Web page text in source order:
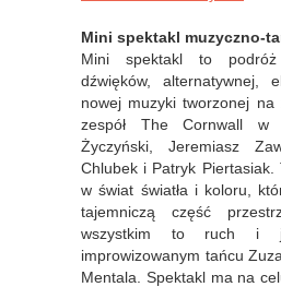
Mini spektakl muzyczno-
Mini spektakl to
dźwięków, alternatywnej,
nowej muzyki tworzonej na
zespół The Cornwall w
Życzyński, Jeremiasz
Chlubek i Patryk Piertasiak.
w świat światła i koloru,
tajemniczą część
wszystkim to ruch i
improwizowanym tańcu
Mentala. Spektakl ma na